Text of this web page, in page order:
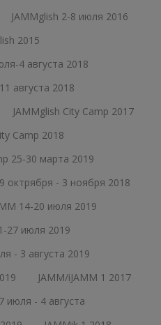
JAMMglish 2-8 июля 2016
2015
4 августа 2018
августа 2018
JAMMglish City Camp 2017
Camp 2018
25-30 марта 2019
октрября - 3 ноября 2018
14-20 июля 2019
27 июля 2019
- 3 августа 2019
JAMM/iJAMM 1 2017
июля - 4 августа